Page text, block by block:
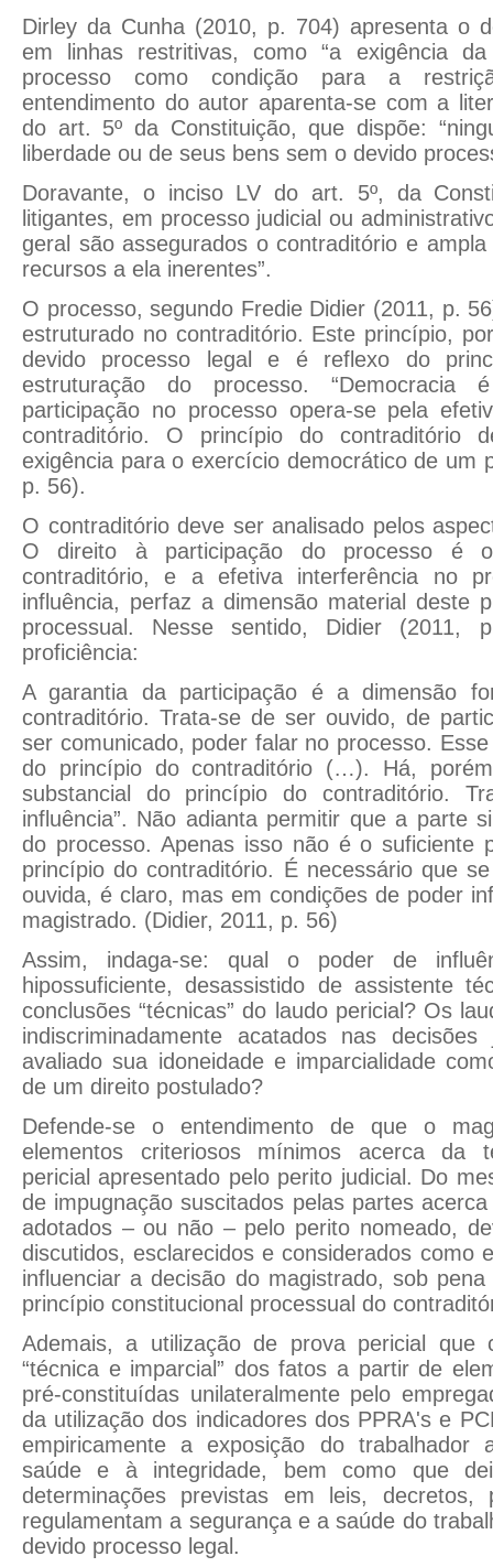
Dirley da Cunha (2010, p. 704) apresenta o
em linhas restritivas, como “a exigência
processo como condição para a
entendimento do autor aparenta-se com a
do art. 5º da Constituição, que dispõe:
liberdade ou de seus bens sem o devido
Doravante, o inciso LV do art. 5º, da
litigantes, em processo judicial ou
geral são assegurados o contraditório e
recursos a ela inerentes”.
O processo, segundo Fredie Didier (2011, p.
estruturado no contraditório. Este princípio,
devido processo legal e é reflexo do
estruturação do processo.
participação no processo opera-se pela
contraditório. O princípio do contraditório
exigência para o exercício democrático de um
p. 56).
O contraditório deve ser analisado pelos
O direito à participação do processo é
contraditório, e a efetiva interferência no
influência, perfaz a dimensão material deste
processual. Nesse sentido, Didier (2011,
proficiência:
A garantia da participação é a dimensão
contraditório. Trata-se de ser ouvido, de
ser comunicado, poder falar no processo.
do princípio do contraditório (…). Há,
substancial do princípio do contraditório.
influência”. Não adianta permitir que a parte
do processo. Apenas isso não é o suficiente
princípio do contraditório. É necessário que
ouvida, é claro, mas em condições de poder
magistrado. (Didier, 2011, p. 56)
Assim, indaga-se: qual o poder de
hipossuficiente, desassistido de assistente
conclusões “técnicas” do laudo pericial? Os
indiscriminadamente acatados nas
avaliado sua idoneidade e imparcialidade
de um direito postulado?
Defende-se o entendimento de que o
elementos criteriosos mínimos acerca da
pericial apresentado pelo perito judicial. Do
de impugnação suscitados pelas partes
adotados – ou não – pelo perito nomeado,
discutidos, esclarecidos e considerados como
influenciar a decisão do magistrado, sob
princípio constitucional processual do
Ademais, a utilização de prova pericial que
“técnica e imparcial” dos fatos a partir de
pré-constituídas unilateralmente pelo
da utilização dos indicadores dos PPRA's e
empiricamente a exposição do trabalhador
saúde e à integridade, bem como que
determinações previstas em leis,
regulamentam a segurança e a saúde do
devido processo legal.